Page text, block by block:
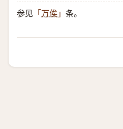
参见 「 万俟 」 条。